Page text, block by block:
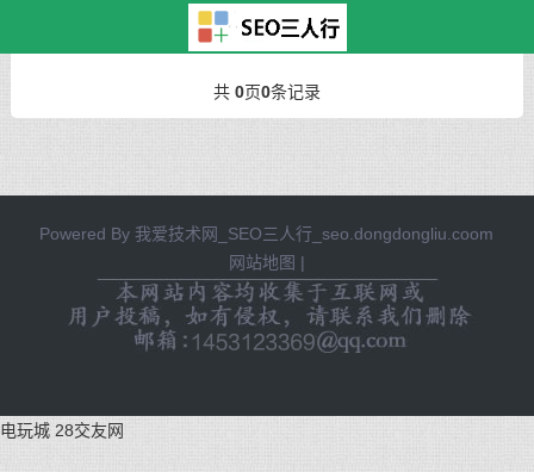
建站常见问题> 正文
共 0页0条记录
Powered By 我爱技术网_SEO三人行_seo.dongdongliu.coom
网站地图 |
电玩城 28交友网